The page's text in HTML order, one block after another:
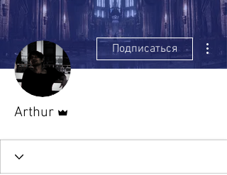
Подписаться
Arthur